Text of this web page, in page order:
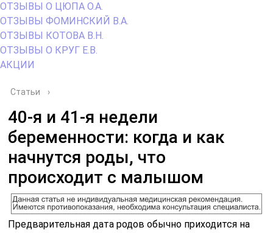
ОТЗЫВЫ О ЦЮПА О.А.
ОТЗЫВЫ ФОМИНСКИЙ В.А.
ОТЗЫВЫ КОТОВА В.Н.
ОТЗЫВЫ О КРУГ Е.В.
АКЦИИ
Статьи ›
40-я и 41-я недели
беременности: когда и как
начнутся роды, что
происходит с малышом
Предварительная дата родов обычно приходится на